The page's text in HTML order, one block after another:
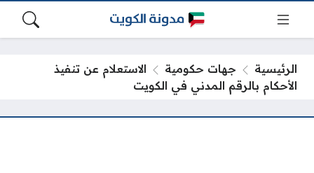
الرئيسية جهات حكومية
الاستعلام عن تنفيذ
الأحكام بالرقم المدني في الكويت